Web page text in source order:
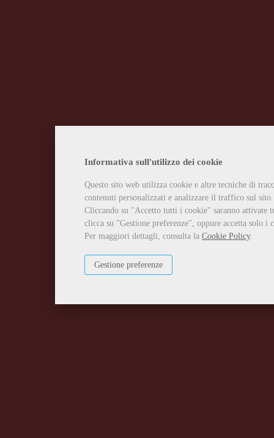
Informativa sull'utilizzo dei cookie
Questo sito web utilizza cookie e altre tecniche di
contenuti personalizzati e analizzare il traffico sul sito.
Cliccando su "Accetto tutti i cookie" saranno attivate
clicca su "Gestione preferenze", oppure accetta solo
Per maggiori dettagli, consulta la Cookie Policy.
Gestione preferenze